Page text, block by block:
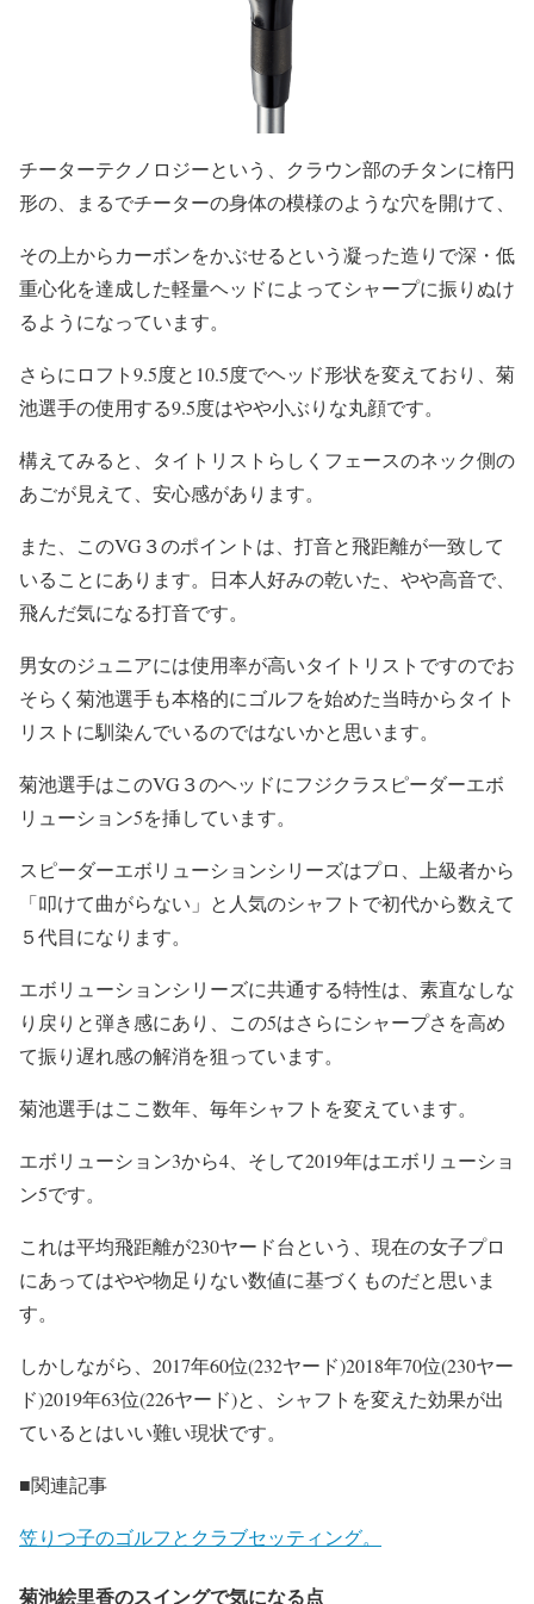
チーターテクノロジーという、クラウン部のチタンに楕円
形の、まるでチーターの身体の模様のような穴を開けて、
その上からカーボンをかぶせるという凝った造りで深・低
重心化を達成した軽量ヘッドによってシャープに振りぬけ
るようになっています。
さらにロフト9.5度と10.5度でヘッド形状を変えており、菊
池選手の使用する9.5度はやや小ぶりな丸顔です。
構えてみると、タイトリストらしくフェースのネック側の
あごが見えて、安心感があります。
また、このVG３のポイントは、打音と飛距離が一致して
いることにあります。日本人好みの乾いた、やや高音で、
飛んだ気になる打音です。
男女のジュニアには使用率が高いタイトリストですのでお
そらく菊池選手も本格的にゴルフを始めた当時からタイト
リストに馴染んでいるのではないかと思います。
菊池選手はこのVG３のヘッドにフジクラスピーダーエボ
リューション5を挿しています。
スピーダーエボリューションシリーズはプロ、上級者から
「叩けて曲がらない」と人気のシャフトで初代から数えて
５代目になります。
エボリューションシリーズに共通する特性は、素直なしな
り戻りと弾き感にあり、この5はさらにシャープさを高め
て振り遅れ感の解消を狙っています。
菊池選手はここ数年、毎年シャフトを変えています。
エボリューション3から4、そして2019年はエボリューショ
ン5です。
これは平均飛距離が230ヤード台という、現在の女子プロ
にあってはやや物足りない数値に基づくものだと思いま
す。
しかしながら、2017年60位(232ヤード)2018年70位(230ヤー
ド)2019年63位(226ヤード)と、シャフトを変えた効果が出
ているとはいい難い現状です。
■関連記事
笠りつ子のゴルフとクラブセッティング。
菊池絵里香のスイングで気になる点